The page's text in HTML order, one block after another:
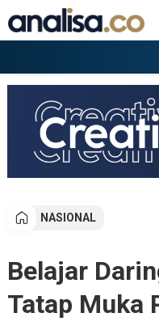
NASIONAL
Belajar
Tatap Muka